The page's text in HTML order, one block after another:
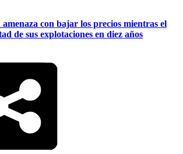
con bajar los precios mientras el
de sus explotaciones en diez años